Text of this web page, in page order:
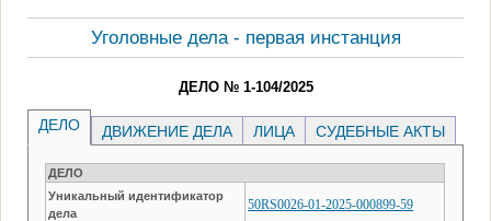
Уголовные дела - первая инстанция
ДЕЛО № 1-104/2025
ДЕЛО ДВИЖЕНИЕ ДЕЛА ЛИЦА СУДЕБНЫЕ АКТЫ
ДЕЛО
Уникальный идентификатор
дела
50RS0026-01-2025-000899-59